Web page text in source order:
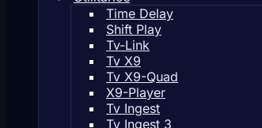
Time Delay
Shift Play
Tv-Link
Tv X9
Tv X9-Quad
X9-Player
Tv Ingest
Tv Ingest 3